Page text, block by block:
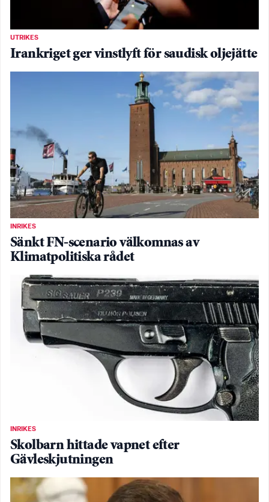
UTRIKES
Irankriget ger vinstlyft för saudisk oljejätte
INRIKES
Sänkt FN-scenario välkomnas av
Klimatpolitiska rådet
INRIKES
Skolbarn hittade vapnet efter
Gävleskjutningen